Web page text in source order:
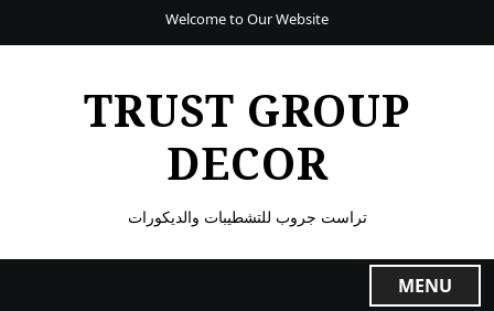
Welcome to Our Website
TRUST GROUP
DECOR
تراست جروب للتشطيبات والديكورات
MENU